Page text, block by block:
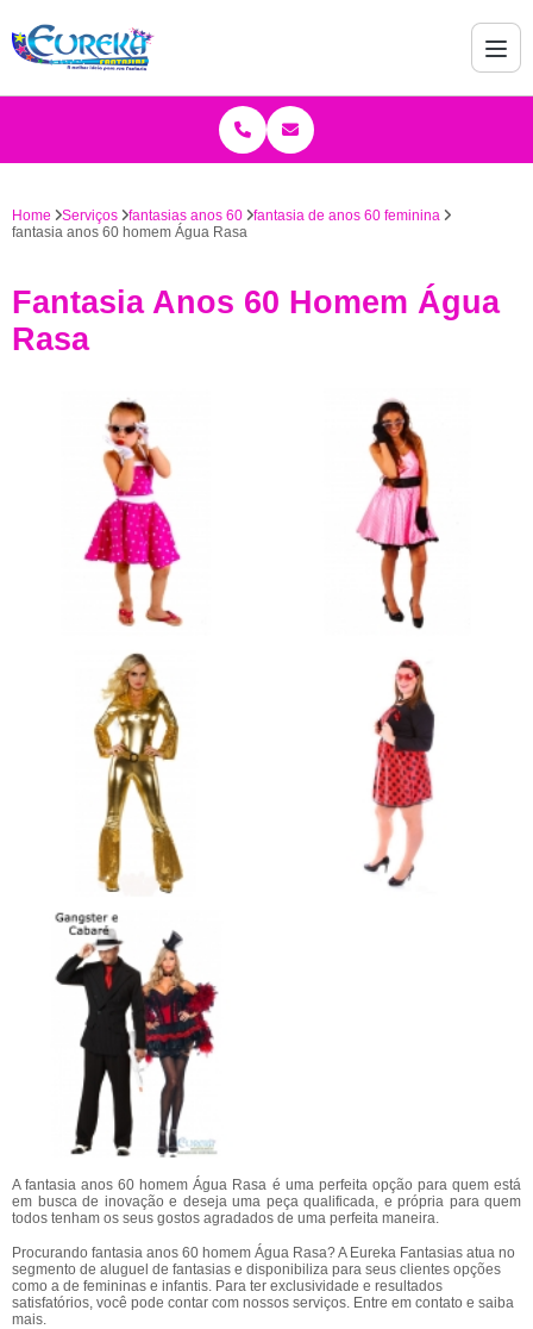
Home Serviços fantasias anos 60
fantasia de anos 60 feminina
fantasia anos 60 homem Água Rasa
Fantasia Anos 60 Homem Água
Rasa
A fantasia anos 60 homem Água Rasa é uma perfeita opção para quem está
em busca de inovação e deseja uma peça qualificada, e própria para quem
todos tenham os seus gostos agradados de uma perfeita maneira.
Procurando fantasia anos 60 homem Água Rasa? A Eureka Fantasias atua no
segmento de aluguel de fantasias e disponibiliza para seus clientes opções
como a de femininas e infantis. Para ter exclusividade e resultados
satisfatórios, você pode contar com nossos serviços. Entre em contato e saiba
mais.